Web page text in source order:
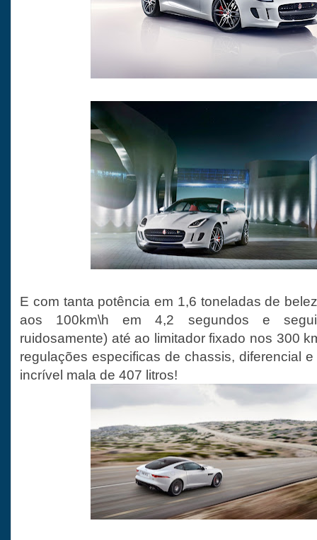
E com tanta potência em 1,6 toneladas de
aos 100km\h em 4,2 segundos e
ruidosamente) até ao limitador fixado nos 300
regulações especificas de chassis, diferencial
incrível mala de 407 litros!